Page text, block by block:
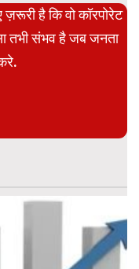
है कि वो कॉरपोरेट
तभी संभव है जब जनता